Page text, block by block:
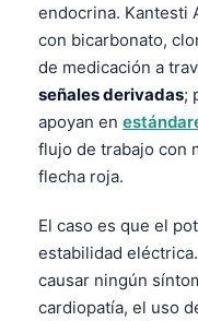
endocrina. Kantesti
con bicarbonato,
de medicación a
señales derivadas;
apoyan en
flujo de trabajo con
flecha roja.
El caso es que el
estabilidad
causar ningún
cardiopatía, el uso